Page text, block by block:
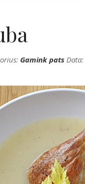
Gamink pats Data: